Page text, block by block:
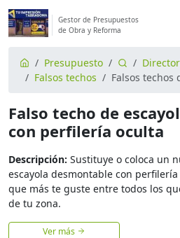
Gestor de Presupuestos
de Obra y Reforma
Presupuesto
Falsos techos
Falsos techos
Falso techo de
con perfilería oculta
Descripción: Sustituye o coloca un
escayola desmontable con
que más te guste entre todos los
de tu zona.
Ver más